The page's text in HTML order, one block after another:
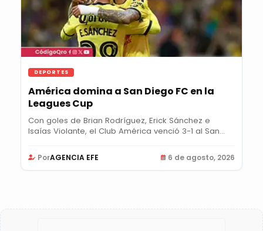
DEPORTES
América domina a San Diego FC en la
Leagues Cup
Con goles de Brian Rodríguez, Erick Sánchez e
Isaías Violante, el Club América venció 3-1 al San...
PorAGENCIA EFE 6 de agosto, 2026